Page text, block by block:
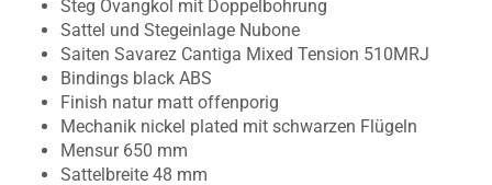
Steg Ovangkol mit Doppelbohrung
Sattel und Stegeinlage Nubone
Saiten Savarez Cantiga Mixed Tension 510MRJ
Bindings black ABS
Finish natur matt offenporig
Mechanik nickel plated mit schwarzen Flügeln
Mensur 650 mm
Sattelbreite 48 mm